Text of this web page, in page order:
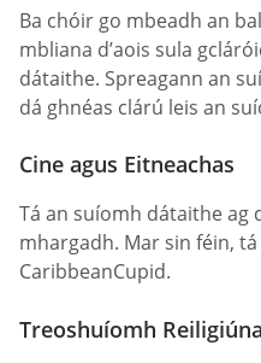
Ba chóir go mbeadh an
mbliana d’aois sula
dátaithe. Spreagann an
dá ghnéas clárú leis an
Cine agus Eitneachas
Tá an suíomh dátaithe ag
mhargadh. Mar sin féin,
CaribbeanCupid.
Treoshuíomh